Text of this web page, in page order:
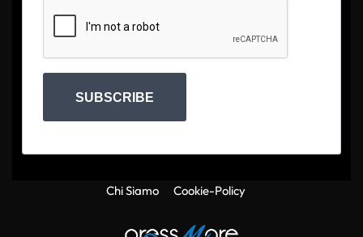
SUBSCRIBE
Chi Siamo Cookie-Policy